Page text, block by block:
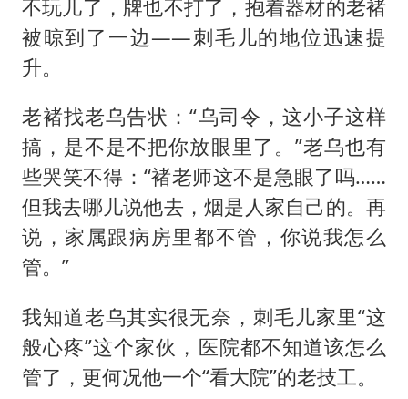
不玩儿了，牌也不打了，抱着器材的老褚
被晾到了一边——刺毛儿的地位迅速提
升。
老褚找老乌告状：“乌司令，这小子这样
搞，是不是不把你放眼里了。”老乌也有
些哭笑不得：“褚老师这不是急眼了吗……
但我去哪儿说他去，烟是人家自己的。再
说，家属跟病房里都不管，你说我怎么
管。”
我知道老乌其实很无奈，刺毛儿家里“这
般心疼”这个家伙，医院都不知道该怎么
管了，更何况他一个“看大院”的老技工。